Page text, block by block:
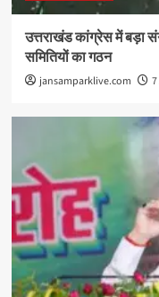
उत्तराखंड कांग्रेस में बड़ा
समितियों का गठन
jansamparklive.com